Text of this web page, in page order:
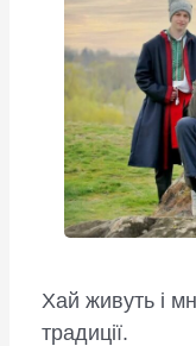
Хай живуть і
традиції.